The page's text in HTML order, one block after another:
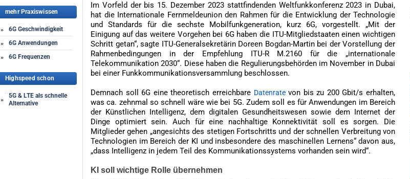
mehr Praxiswissen
»
6G Geschwindigkeit
»
6G Anwendungen
»
6G Frequenzen
Highspeed schon
heute
»
5G & LTE als schnelle
Alternative
Im Vorfeld der bis 15. Dezember 2023 stattfindenden Weltfunkkonferenz 2023 in Dubai,
hat die Internationale Fernmeldeunion den Rahmen für die Entwicklung der Technologie
und Standards für die sechste Mobilfunkgeneration, kurz 6G, vorgestellt. „Mit der
Einigung auf das weitere Vorgehen bei 6G haben die ITU-Mitgliedstaaten einen wichtigen
Schritt getan“, sagte ITU-Generalsekretärin Doreen Bogdan-Martin bei der Vorstellung der
Rahmenbedingungen in der Empfehlung ITU-R M.2160 für die „internationale
Telekommunikation 2030“. Diese haben die Regulierungsbehörden im November in Dubai
bei einer Funkkommunikationsversammlung beschlossen.
Demnach soll 6G eine theoretisch erreichbare Datenratevon bis zu 200 Gbit/s erhalten,
was ca. zehnmal so schnell wäre wie bei 5G. Zudem soll es für Anwendungen im Bereich
der Künstlichen Intelligenz, dem digitalen Gesundheitswesen sowie dem Internet der
Dinge optimiert sein. Auch für eine nachhaltige Konnektivität soll es sorgen. Die
Mitglieder gehen „angesichts des stetigen Fortschritts und der schnellen Verbreitung von
Technologien im Bereich der KI und insbesondere des maschinellen Lernens“ davon aus,
„dass Intelligenz in jedem Teil des Kommunikationssystems vorhanden sein wird“.
KI soll wichtige Rolle übernehmen